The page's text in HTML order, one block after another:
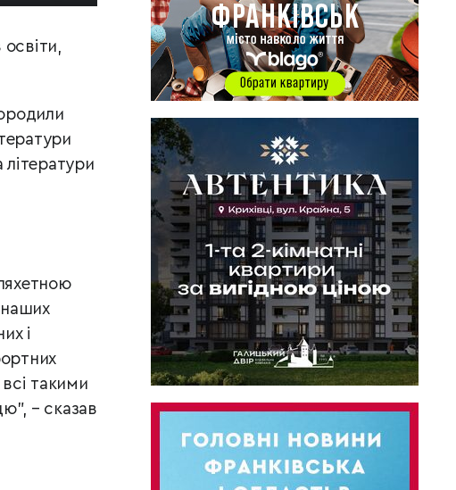
літератури
і
такими
– сказав